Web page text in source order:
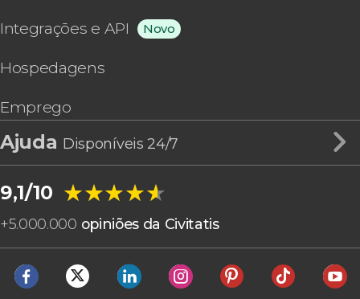
Integrações e API Novo
Hospedagens
Emprego
Ajuda Disponíveis 24/7
9,1/10 ★★★★★
★★★★★
+5.000.000 opiniões da Civitatis